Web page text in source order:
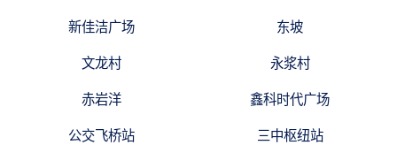
新佳洁广场 东坡
文龙村 永浆村
赤岩洋 鑫科时代广场
公交飞桥站 三中枢纽站